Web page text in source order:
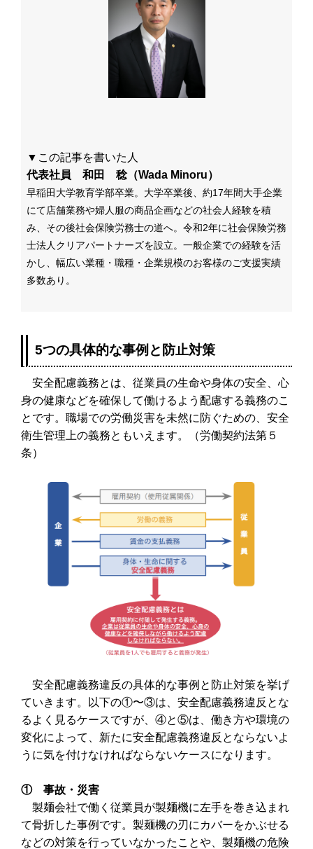
▼この記事を書いた人
代表社員 和田 稔（Wada Minoru）
早稲田大学教育学部卒業。大学卒業後、約17年間大手企業
にて店舗業務や婦人服の商品企画などの社会人経験を積
み、その後社会保険労務士の道へ。令和2年に社会保険労務
士法人クリアパートナーズを設立。一般企業での経験を活
かし、幅広い業種・職種・企業規模のお客様のご支援実績
多数あり。
5つの具体的な事例と防止対策
安全配慮義務とは、従業員の生命や身体の安全、心
身の健康などを確保して働けるよう配慮する義務のこ
とです。職場での労働災害を未然に防ぐための、安全
衛生管理上の義務ともいえます。（労働契約法第５
条）
安全配慮義務違反の具体的な事例と防止対策を挙げ
ていきます。以下の①〜③は、安全配慮義務違反とな
るよく見るケースですが、④と⑤は、働き方や環境の
変化によって、新たに安全配慮義務違反とならないよ
うに気を付けなければならないケースになります。
① 事故・災害
製麺会社で働く従業員が製麺機に左手を巻き込まれ
て骨折した事例です。製麺機の刃にカバーをかぶせる
などの対策を行っていなかったことや、製麺機の危険